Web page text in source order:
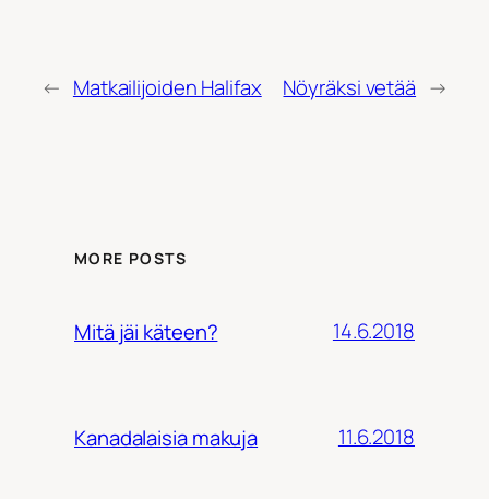
← Matkailijoiden Halifax Nöyräksi vetää →
MORE POSTS
Mitä jäi käteen? 14.6.2018
Kanadalaisia makuja 11.6.2018